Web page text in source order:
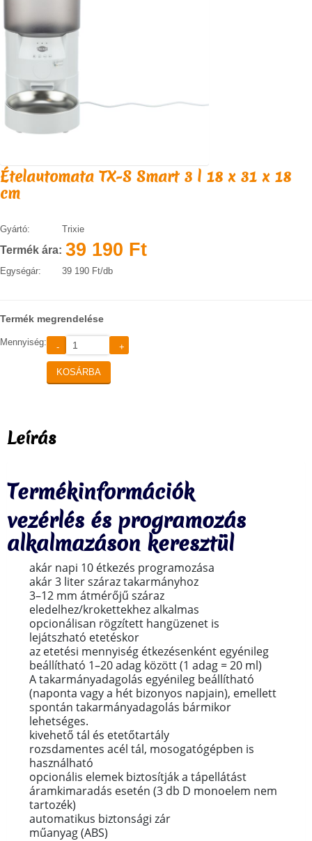
SZÁLLÍTÁSI INFORMÁCIÓK
VÁSÁRLÁSI FELTÉTELEK
KAPCSOLAT
Ételautomata TX-S Smart 3 l 18 x 31 x 18
cm
Gyártó: Trixie
Termék ára: 39 190 Ft
Egységár: 39 190 Ft/db
Termék megrendelése
Mennyiség: - +
KOSÁRBA
Leírás
Termékinformációk
vezérlés és programozás
alkalmazáson keresztül
akár napi 10 étkezés programozása
akár 3 liter száraz takarmányhoz
3–12 mm átmérőjű száraz
eledelhez/krokettekhez alkalmas
opcionálisan rögzített hangüzenet is
lejátszható etetéskor
az etetési mennyiség étkezésenként egyénileg
beállítható 1–20 adag között (1 adag = 20 ml)
A takarmányadagolás egyénileg beállítható
(naponta vagy a hét bizonyos napjain), emellett
spontán takarmányadagolás bármikor
lehetséges.
kivehető tál és etetőtartály
rozsdamentes acél tál, mosogatógépben is
használható
opcionális elemek biztosítják a tápellátást
áramkimaradás esetén (3 db D monoelem nem
tartozék)
automatikus biztonsági zár
műanyag (ABS)